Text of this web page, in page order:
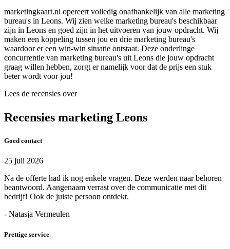
marketingkaart.nl opereert volledig onafhankelijk van alle marketing
bureau's in Leons. Wij zien welke marketing bureau's beschikbaar
zijn in Leons en goed zijn in het uitvoeren van jouw opdracht. Wij
maken een koppeling tussen jou en drie marketing bureau's
waardoor er een win-win situatie ontstaat. Deze onderlinge
concurrentie van marketing bureau's uit Leons die jouw opdracht
graag willen hebben, zorgt er namelijk voor dat de prijs een stuk
beter wordt voor jou!
Lees de recensies over
Recensies marketing Leons
Goed contact
25 juli 2026
Na de offerte had ik nog enkele vragen. Deze werden naar behoren
beantwoord. Aangenaam verrast over de communicatie met dit
bedrijf! Ook de juiste persoon ontdekt.
- Natasja Vermeulen
Prettige service